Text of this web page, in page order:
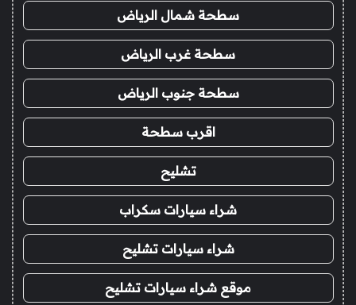
سطحة شمال الرياض
سطحة غرب الرياض
سطحة جنوب الرياض
اقرب سطحة
تشليح
شراء سيارات سكراب
شراء سيارات تشليح
موقع شراء سيارات تشليح